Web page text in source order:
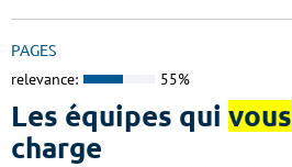
PAGES
relevance: 55%
Les équipes qui vous
charge